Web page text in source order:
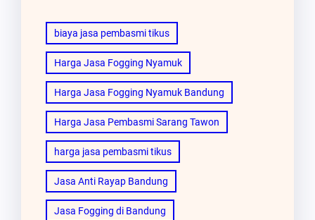
biaya jasa pembasmi tikus
Harga Jasa Fogging Nyamuk
Harga Jasa Fogging Nyamuk Bandung
Harga Jasa Pembasmi Sarang Tawon
harga jasa pembasmi tikus
Jasa Anti Rayap Bandung
Jasa Fogging di Bandung